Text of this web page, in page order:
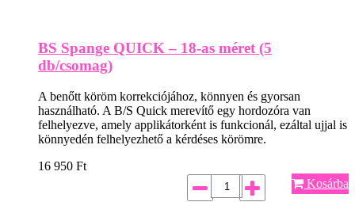
BS Spange QUICK – 18-as méret (5
db/csomag)
A benőtt köröm korrekciójához, könnyen és gyorsan
használható. A B/S Quick merevítő egy hordozóra van
felhelyezve, amely applikátorként is funkcionál, ezáltal ujjal is
könnyedén felhelyezhető a kérdéses körömre.
16 950 Ft
Kosárba